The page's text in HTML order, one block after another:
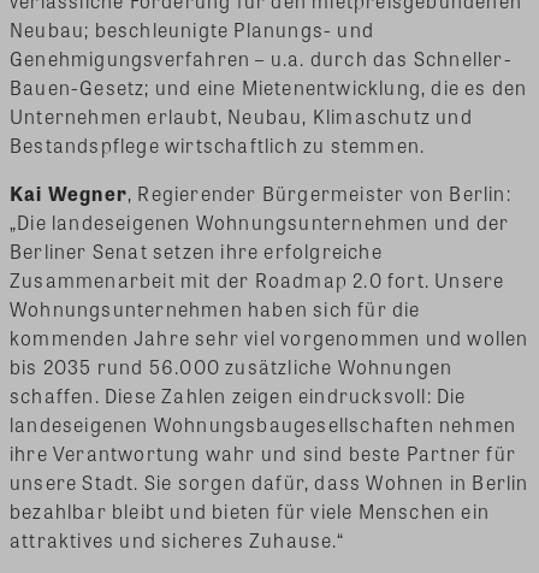
Neubau; beschleunigte Planungs- und
Genehmigungsverfahren – u.a. durch das Schneller-
Bauen-Gesetz; und eine Mietenentwicklung, die es den
Unternehmen erlaubt, Neubau, Klimaschutz und
Bestandspflege wirtschaftlich zu stemmen.
Kai Wegner, Regierender Bürgermeister von Berlin:
„Die landeseigenen Wohnungsunternehmen und der
Berliner Senat setzen ihre erfolgreiche
Zusammenarbeit mit der Roadmap 2.0 fort. Unsere
Wohnungsunternehmen haben sich für die
kommenden Jahre sehr viel vorgenommen und wollen
bis 2035 rund 56.000 zusätzliche Wohnungen
schaffen. Diese Zahlen zeigen eindrucksvoll: Die
landeseigenen Wohnungsbaugesellschaften nehmen
ihre Verantwortung wahr und sind beste Partner für
unsere Stadt. Sie sorgen dafür, dass Wohnen in Berlin
bezahlbar bleibt und bieten für viele Menschen ein
attraktives und sicheres Zuhause.“